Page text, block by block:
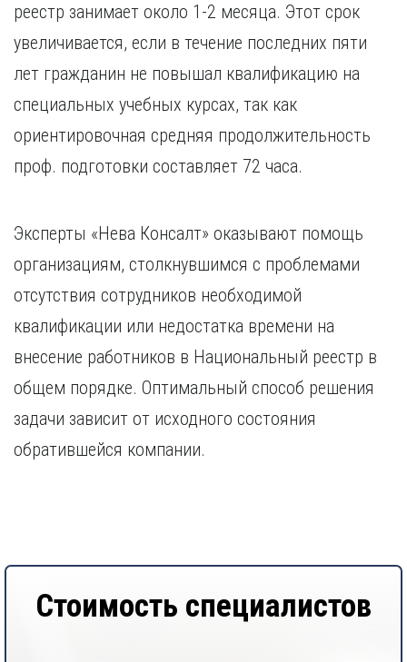
Нижний Тагил
Новокузнецк
реестр занимает около 1-2 месяца. Этот срок
увеличивается, если в течение последних пяти
лет гражданин не повышал квалификацию на
специальных учебных курсах, так как
ориентировочная средняя продолжительность
проф. подготовки составляет 72 часа.
Эксперты «Нева Консалт» оказывают помощь
организациям, столкнувшимся с проблемами
отсутствия сотрудников необходимой
квалификации или недостатка времени на
внесение работников в Национальный реестр в
общем порядке. Оптимальный способ решения
задачи зависит от исходного состояния
обратившейся компании.
Стоимость специалистов